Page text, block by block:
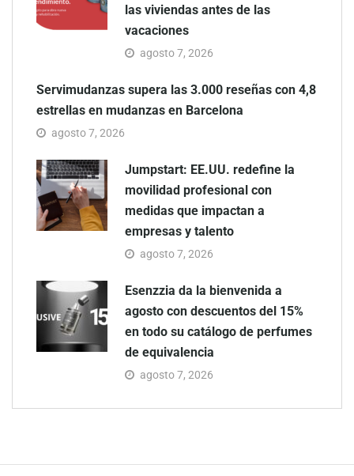
las viviendas antes de las
vacaciones
agosto 7, 2026
Servimudanzas supera las 3.000 reseñas con 4,8
estrellas en mudanzas en Barcelona
agosto 7, 2026
Jumpstart: EE.UU. redefine la
movilidad profesional con
medidas que impactan a
empresas y talento
agosto 7, 2026
Esenzzia da la bienvenida a
agosto con descuentos del 15%
en todo su catálogo de perfumes
de equivalencia
agosto 7, 2026